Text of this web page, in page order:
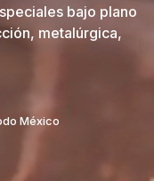
bajo plano
metalúrgica,
México